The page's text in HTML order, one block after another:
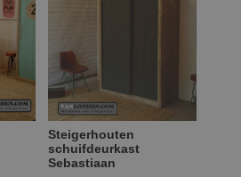
Steigerhouten
schuifdeurkast
Sebastiaan